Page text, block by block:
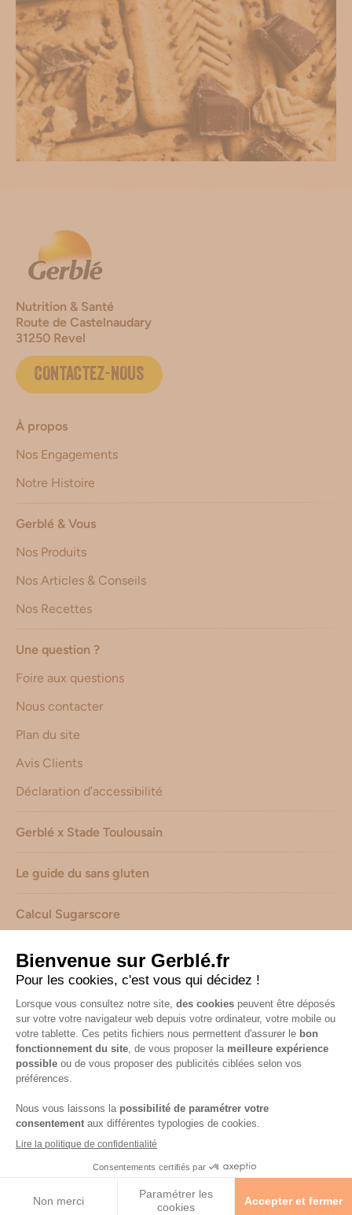
Nutrition & Santé
Route de Castelnaudary
31250 Revel
CONTACTEZ-NOUS
À propos
Nos Engagements
Notre Histoire
Gerblé & Vous
Nos Produits
Nos Articles & Conseils
Nos Recettes
Une question ?
Foire aux questions
Nous contacter
Plan du site
Avis Clients
Déclaration d’accessibilité
Gerblé x Stade Toulousain
Le guide du sans gluten
Calcul Sugarscore
Suivez-nous sur les réseaux !
Mentions légales Consignes de tri de nos emballages
Caractéristiques environnementales de nos emballages
(informations AGEC) -Avis & notes collectés parShopadvizor